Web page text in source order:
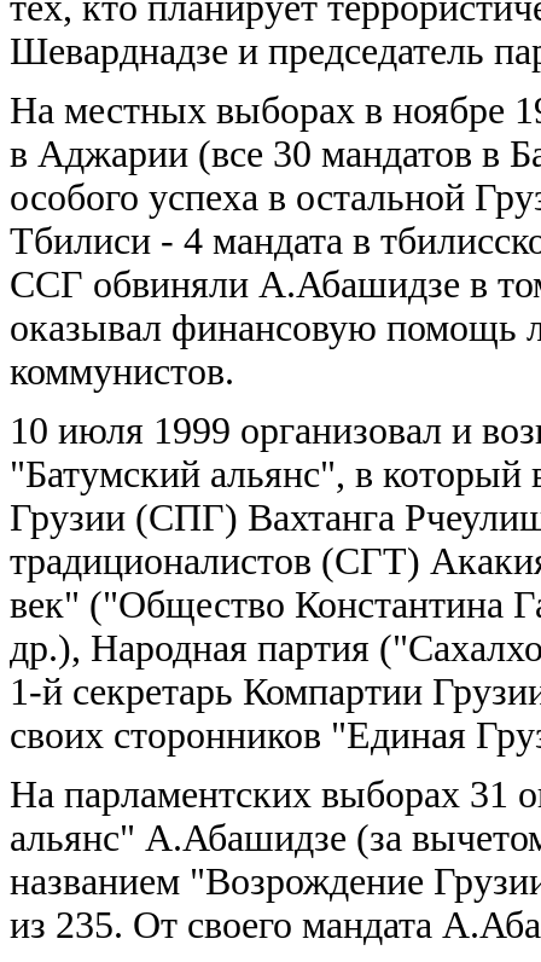
Шеварднадзе и председатель
На местных выборах в ноябре
в Аджарии (все 30 мандатов в
особого успеха в остальной
Тбилиси - 4 мандата в
ССГ обвиняли А.Абашидзе в
оказывал финансовую помощь
коммунистов.
10 июля 1999 организовал и
"Батумский альянс", в
Грузии (СПГ) Вахтанга
традиционалистов (СГТ)
век" ("Общество Константина
др.), Народная партия
1-й секретарь Компартии
своих сторонников "Единая
На парламентских выборах 31
альянс" А.Абашидзе (за
названием "Возрождение
из 235. От своего мандата